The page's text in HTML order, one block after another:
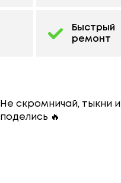
Быстрый
ремонт
Не скромничай, тыкни и
поделись 🔥